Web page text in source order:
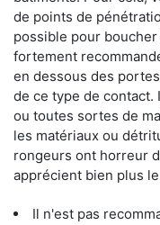
de points de
possible pour
fortement
en dessous des
de ce type de contact.
ou toutes sortes de
les matériaux ou
rongeurs ont horreur
apprécient bien plus
Il n'est pas